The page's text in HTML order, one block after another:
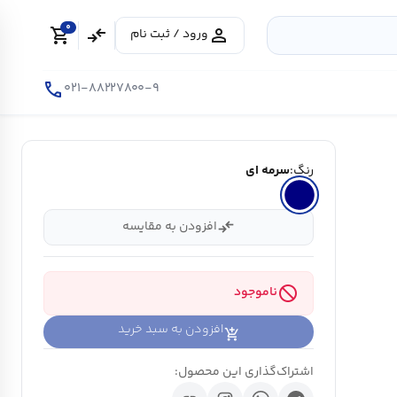
person ورود / ثبت نام compare_arrows
shopping_cart
0
۰۲۱-۸۸۲۲۷۸۰۰-۹call
رنگ:سرمه ای
compare_arrowsافزودن به مقایسه
blockناموجود
افزودن به سبد خرید
اشتراک‌گذاری این محصول: